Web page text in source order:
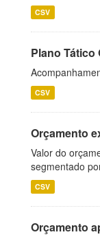
CSV
Plano Tático
CSV
Orçamento
Valor do
segmentado
CSV
Orçamento